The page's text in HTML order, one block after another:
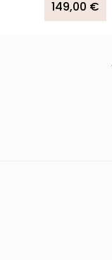
149,00 €